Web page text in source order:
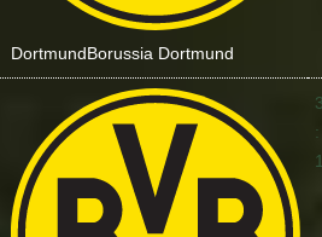
DortmundBorussia Dortmund
: